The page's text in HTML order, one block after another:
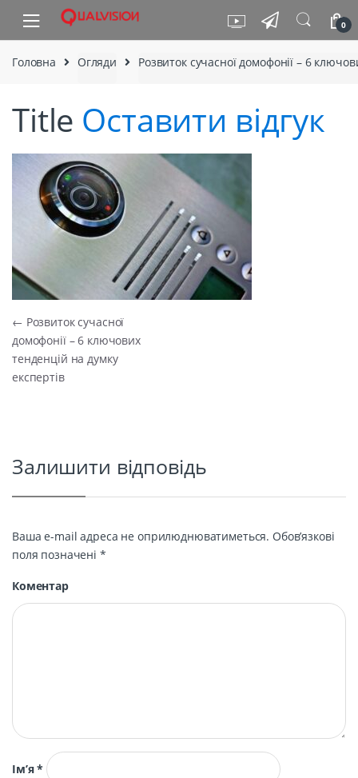
Skip to navigation
Skip to content
0
Головна Огляди Розвиток сучасної домофонії – 6
Title Оставити відгук
Навігація записів
← Розвиток сучасної
домофонії – 6 ключових
тенденцій на думку
експертів
Залишити відповідь
Ваша e-mail адреса не оприлюднюватиметься. Обов’язкові
поля позначені *
Коментар
Ім’я*